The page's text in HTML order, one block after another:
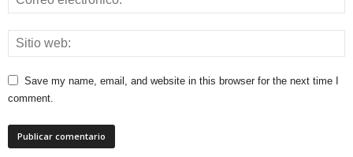
Save my name, email, and website in this browser for the next time I
comment.